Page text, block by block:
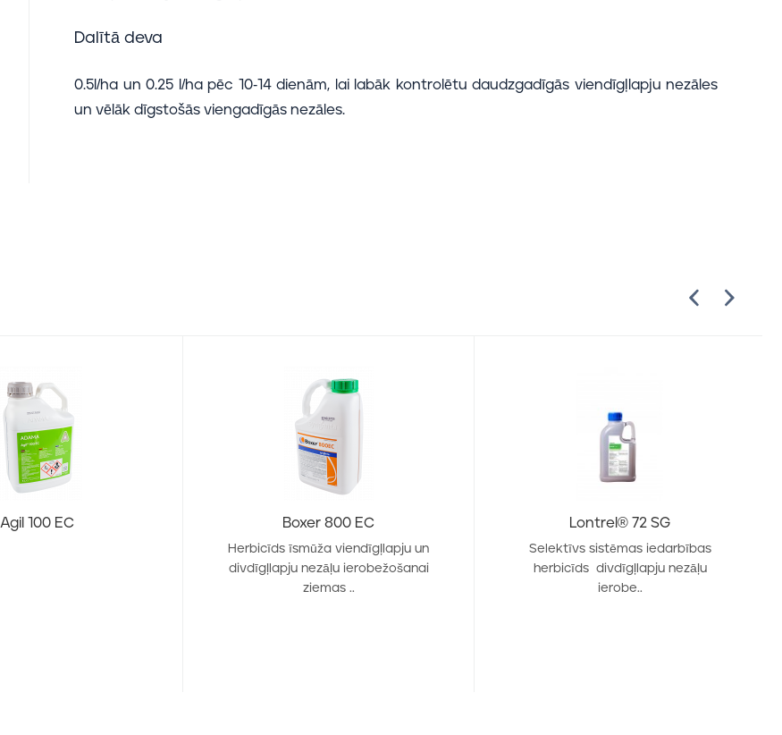
Dalītā deva
0.5l/ha un 0.25 l/ha pēc 10-14 dienām, lai labāk kontrolētu daudzgadīgās viendīgļlapju nezāles
un vēlāk dīgstošās viengadīgās nezāles.
Agil 100 EC Boxer 800 EC
Herbicīds īsmūža viendīgļlapju un
divdīgļlapju nezāļu ierobežošanai
ziemas ..
Lontrel® 72 SG
Selektīvs sistēmas iedarbības
herbicīds divdīgļlapju nezāļu
ierobe..